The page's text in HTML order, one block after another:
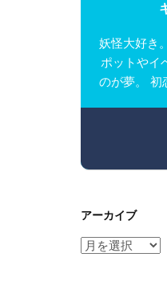
妖怪大好き
ポットやイ
のが夢。 初
アーカイブ
ア